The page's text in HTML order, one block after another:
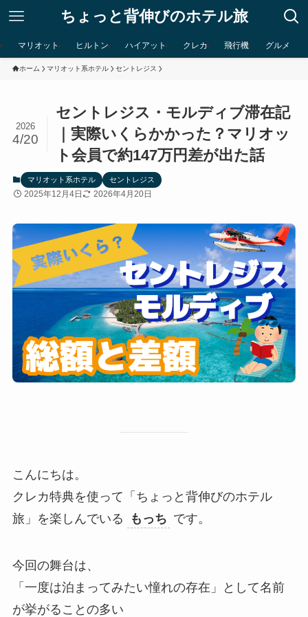
ちょっと背伸びのホテル旅
マリオット ヒルトン ハイアット クレカ 飛行機 グルメ
ホーム マリオット系ホテル セントレジス
セントレジス・モルディブ滞在記
｜実際いくらかかった？マリオッ
ト会員で約147万円差が出た話
2026
4/20
マリオット系ホテル セントレジス
2025年12月4日 2026年4月20日
こんにちは。
クレカ特典を使って「ちょっと背伸びのホテル
旅」を楽しんでいる
もっち です。
今回の舞台は、
「一度は泊まってみたい憧れの存在」として名前
が挙がることの多い